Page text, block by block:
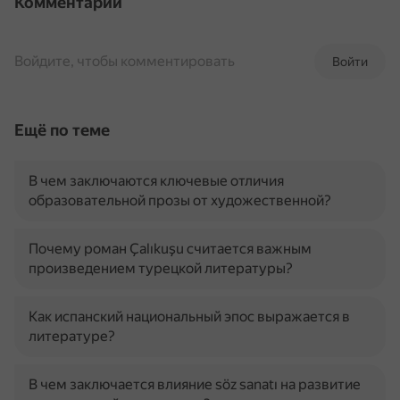
Войти
Войдите, чтобы комментировать
Ещё по теме
В чем заключаются ключевые отличия
образовательной прозы от художественной?
Почему роман Çalıkuşu считается важным
произведением турецкой литературы?
Как испанский национальный эпос выражается в
литературе?
В чем заключается влияние söz sanatı на развитие